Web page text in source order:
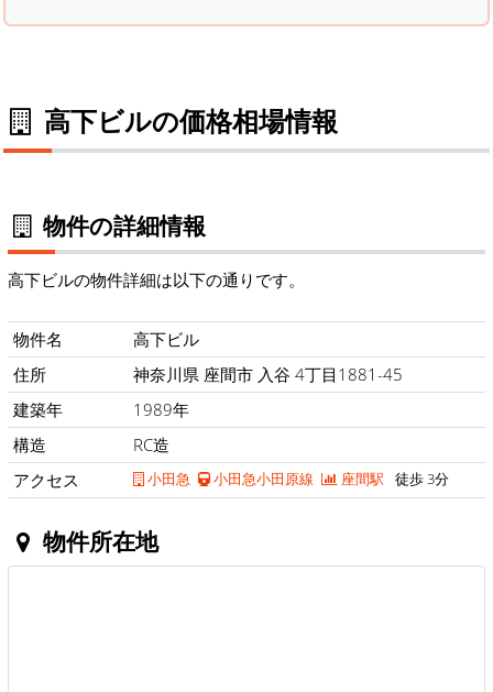
高下ビルの価格相場情報
物件の詳細情報
高下ビルの物件詳細は以下の通りです。
物件名
高下ビル
住所
神奈川県 座間市 入谷 4丁目1881-45
建築年
1989年
構造
RC造
アクセス
小田急 小田急小田原線 座間駅 徒歩 3分
物件所在地